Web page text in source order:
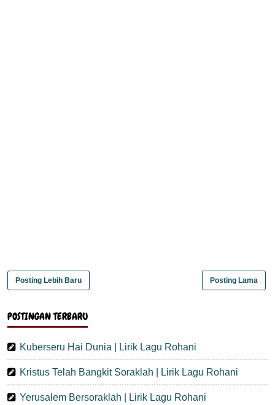
Posting Lebih Baru Posting Lama
POSTINGAN TERBARU
Kuberseru Hai Dunia | Lirik Lagu Rohani
Kristus Telah Bangkit Soraklah | Lirik Lagu Rohani
Yerusalem Bersoraklah | Lirik Lagu Rohani